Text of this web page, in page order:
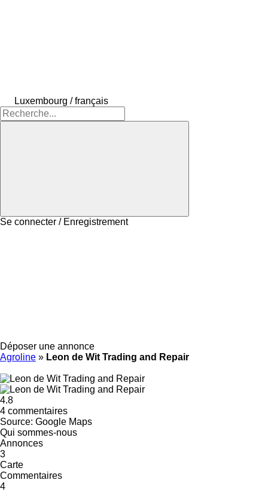
Luxembourg / français
Se connecter / Enregistrement
Déposer une annonce
Agroline » Leon de Wit Trading and Repair
4.8
4 commentaires
Source: Google Maps
Qui sommes-nous
Annonces
3
Carte
Commentaires
4